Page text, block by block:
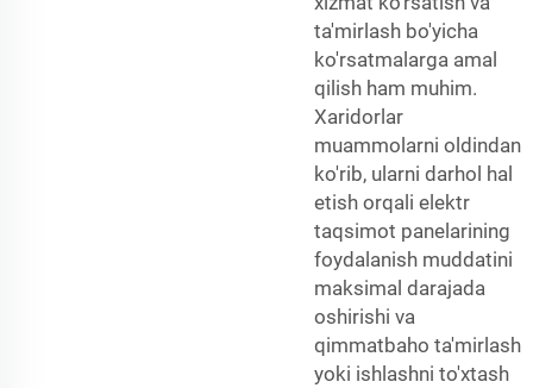
ta'mirlash bo'yicha
ko'rsatmalarga amal
qilish ham muhim.
Xaridorlar
muammolarni oldindan
ko'rib, ularni darhol hal
etish orqali elektr
taqsimot panelarining
foydalanish muddatini
maksimal darajada
oshirishi va
qimmatbaho ta'mirlash
yoki ishlashni to'xtash